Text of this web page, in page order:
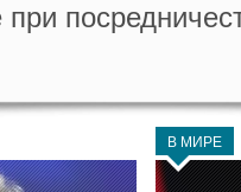
при
В МИРЕ